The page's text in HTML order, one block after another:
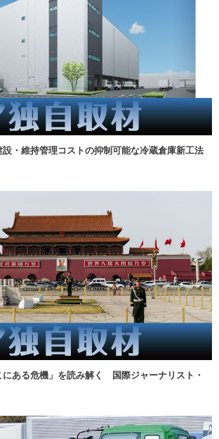
設・維持管理コストの抑制可能な冷蔵倉庫新工法
にある危機」を読み解く 国際ジャーナリスト・